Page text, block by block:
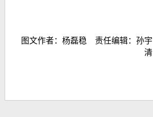
图文作者：杨磊稳 责任编辑：孙宇
清